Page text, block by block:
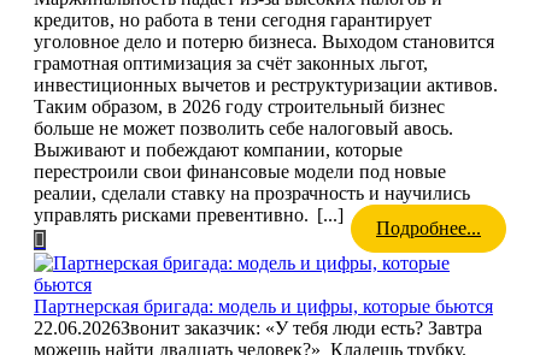
кредитов, но работа в тени сегодня гарантирует
уголовное дело и потерю бизнеса. Выходом становится
грамотная оптимизация за счёт законных льгот,
инвестиционных вычетов и реструктуризации активов.
Таким образом, в 2026 году строительный бизнес
больше не может позволить себе налоговый авось.
Выживают и побеждают компании, которые
перестроили свои финансовые модели под новые
реалии, сделали ставку на прозрачность и научились
управлять рисками превентивно. [...]
Подробнее...
Партнерская бригада: модель и цифры, которые бьются
22.06.2026Звонит заказчик: «У тебя люди есть? Завтра
можешь найти двадцать человек?» Кладешь трубку.